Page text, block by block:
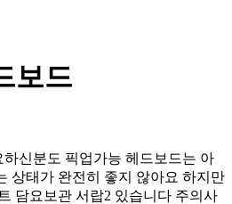
보드
신분도 픽업가능 헤드보드는 아
상태가 완전히 좋지 않아요 하지만
담요보관 서랍2 있습니다 주의사